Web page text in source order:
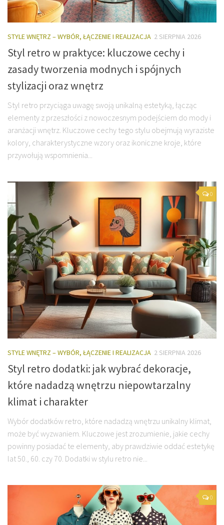
STYLE WNĘTRZ – WYBÓR, ŁĄCZENIE I REALIZACJA 2 SIERPNIA 2026
Styl retro w praktyce: kluczowe cechy i
zasady tworzenia modnych i spójnych
stylizacji oraz wnętrz
Styl retro przyciąga uwagę swoją unikalną estetyką, łącząc
elementy z przeszłości z nowoczesnym podejściem do mody i
aranżacji wnętrz. Kluczowe cechy tego stylu obejmują wyraziste
kolory, charakterystyczne wzory oraz ikoniczne kroje, które
przywołują wspomnienia...
0
STYLE WNĘTRZ – WYBÓR, ŁĄCZENIE I REALIZACJA 2 SIERPNIA 2026
Styl retro dodatki: jak wybrać dekoracje,
które nadadzą wnętrzu niepowtarzalny
klimat i charakter
Wybór dodatków retro, które nadadzą wnętrzu unikalny klimat,
może być wyzwaniem. Kluczowe jest zrozumienie, jakie cechy
powinny posiadać te elementy, aby prawdziwie oddać estetykę
lat 50., 60. czy 70. Dodatki w stylu retro nie...
0